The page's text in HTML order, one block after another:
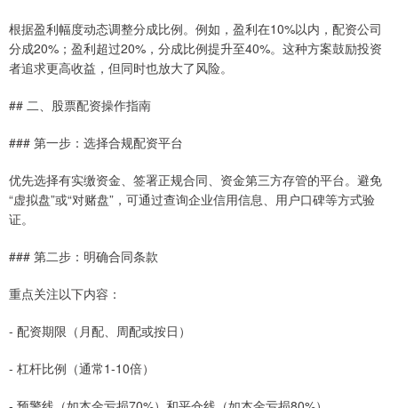
根据盈利幅度动态调整分成比例。例如，盈利在10%以内，配资公司
分成20%；盈利超过20%，分成比例提升至40%。这种方案鼓励投资
者追求更高收益，但同时也放大了风险。
## 二、股票配资操作指南
### 第一步：选择合规配资平台
优先选择有实缴资金、签署正规合同、资金第三方存管的平台。避免
“虚拟盘”或“对赌盘”，可通过查询企业信用信息、用户口碑等方式验
证。
### 第二步：明确合同条款
重点关注以下内容：
- 配资期限（月配、周配或按日）
- 杠杆比例（通常1-10倍）